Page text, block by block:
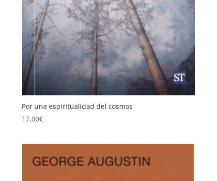
Por una espiritualidad del cosmos
17,00€